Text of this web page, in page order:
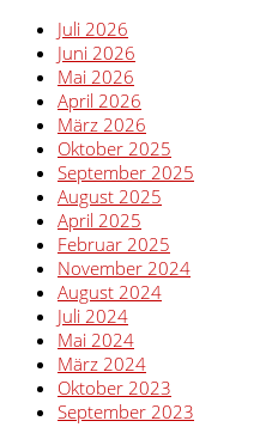
Juli 2026
Juni 2026
Mai 2026
April 2026
März 2026
Oktober 2025
September 2025
August 2025
April 2025
Februar 2025
November 2024
August 2024
Juli 2024
Mai 2024
März 2024
Oktober 2023
September 2023